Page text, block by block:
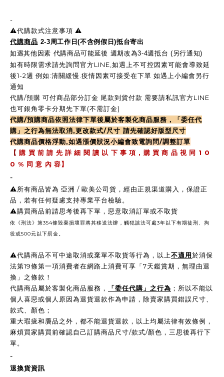
-
⚠️代購款式注意事項 ⚠️
代購商品 2-3周工作日(不含例假日)抵台寄出
如遇其他因素 代購商品可能延後 週期改為3-4週抵台 (另行通知)
如有時限需求請先詢問官方LINE,如遇上不可控因素可能會導致延
後1-2週 例如:清關緩慢.疫情因素可接受在下單 如遇上小編會另行
通知
代購/預購 可付商品部分訂金 尾款到貨付款 需要請私訊官方LINE
也可銀角零卡分期先下單(不需訂金)
代購/預購商品依照法律下單後屬於客製化商品服務，「委任代
購」之行為無法取消,更改款式/尺寸 請先確認好版型尺寸
代購商品價格浮動,如遇漲價狀況小編會致電詢問/調整訂單
【 購 買 前 請 先 詳 細 閱 讀 以 下 事 項 , 購 買 商 品 視 同 1 0
0 % 同 意 內 容】
-
⚠️所有商品皆為 亞洲 / 歐美公司貨，經由正規渠道購入，保證正
品，若有任何疑慮支持專業平台檢驗。
⚠️購買商品前請思考後再下單，惡意取消訂單或不取貨
依《刑法》第354條毀棄損壞罪將其移送法辦，觸犯該法可處3年以下有期徒刑、拘
役或500元以下罰金。
⚠️代購商品不可中途取消或棄單不取貨等行為，以上不適用於消保
法第19條第一項消費者在網路上消費可享「7天鑑賞期，無理由退
換」之條款！
代購商品屬於客製化商品服務，
「委任代購」之行為 ；所以不能以
個人喜惡或個人原因為退貨退款作為申請，除賣家購買錯誤尺寸、
款式、顏色；
重大瑕疵和贗品之外，都不能退貨退款，以上均屬法律有效條例，
麻煩買家購買前確認自己訂購商品尺寸/款式/顏色，三思後再行下
單。
-
退換貨資訊